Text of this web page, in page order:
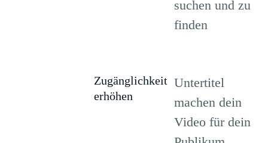
suchen und zu
finden
Zugänglichkeit
erhöhen
Untertitel
machen dein
Video für dein